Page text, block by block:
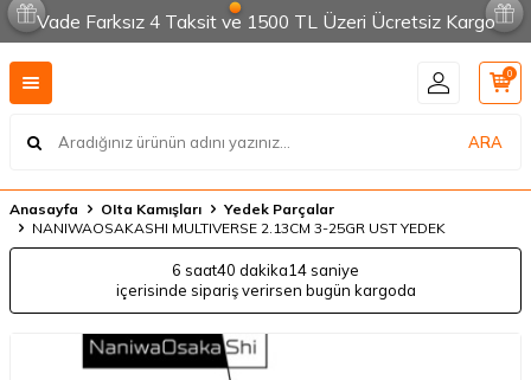
Vade Farksız 4 Taksit ve 1500 TL Üzeri Ücretsiz Kargo
ARA
0
Anasayfa OIta Kamışları
Yedek Parçalar
NANIWAOSAKASHI MULTIVERSE 2.13CM 3-25GR UST YEDEK
6 saat40 dakika13 saniye
içerisinde sipariş verirsen bugün kargoda